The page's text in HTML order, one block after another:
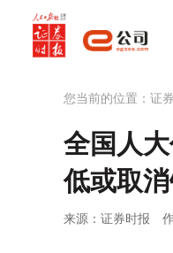
您当前的位置： 证
全国人
低或取
来源：证券时报